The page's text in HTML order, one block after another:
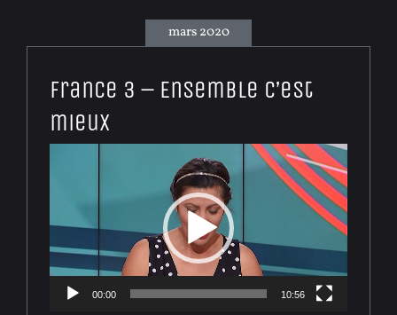
mars 2020
France 3 – Ensemble c’est
mieux
00:00 10:56